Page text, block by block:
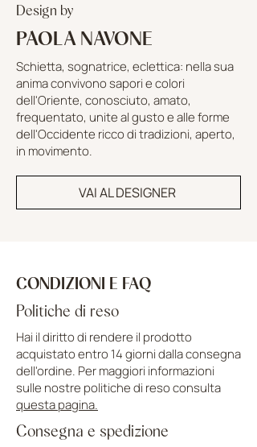
Design by
PAOLA NAVONE
Schietta, sognatrice, eclettica: nella sua
anima convivono sapori e colori
dell'Oriente, conosciuto, amato,
frequentato, unite al gusto e alle forme
dell'Occidente ricco di tradizioni, aperto,
in movimento.
VAI AL DESIGNER
CONDIZIONI E FAQ
Politiche di reso
Hai il diritto di rendere il prodotto
acquistato entro 14 giorni dalla consegna
dell'ordine. Per maggiori informazioni
sulle nostre politiche di reso consulta
questa pagina.
Consegna e spedizione